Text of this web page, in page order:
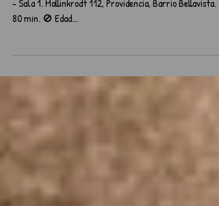
📅 23 y 30 de noviembre ⏰ 21.45 hrs. 📍 Teatro San
80 min. 🚫 Edad...